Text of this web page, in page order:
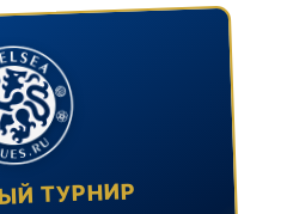
ТУРНИР